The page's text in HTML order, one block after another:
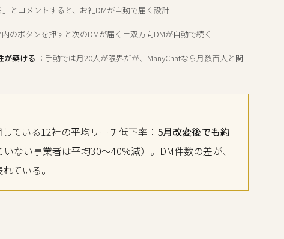
」とコメントすると、お礼DMが自動で届く設計
内のボタンを押すと次のDMが届く＝双方向DMが自動で続く
が築ける ：手動では月20人が限界だが、ManyChatなら月数百人と関
ている12社の平均リーチ低下率： 5月改変後でも約
ない事業者は平均30〜40%減）。DM件数の差が、
ている。